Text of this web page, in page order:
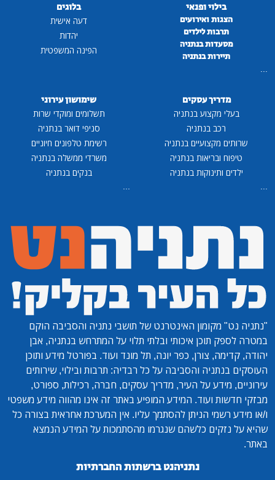
בילוי ופנאי
הצגות ואירועים
תרבות לילדים
מסעדות בנתניה
תיירות בנתניה
...
בלוגים
דעה אישית
יהדות
הפינה המשפטית
מדריך עסקים
בעלי מקצוע בנתניה
רכב בנתניה
שרותים מקצועיים בנתניה
טיפוח ובריאות בנתניה
ילדים ותינוקות בנתניה
...
שימושון עירוני
תשלומים ומוקדי שרות
סניפי דואר בנתניה
רשימת טלפונים חיוניים
משרדי ממשלה בנתניה
בנקים בנתניה
...
"נתניה נט" מקומון האינטרנט של תושבי נתניה והסביבה הוקם
במטרה לספק תוכן איכותי ובלתי תלוי על המתרחש בנתניה, אבן
יהודה, קדימה, צורן, כפר יונה, תל מונד ועוד. בפורטל מידע ותוכן
העוסקים בנתניה והסביבה על כל רבדיה: תרבות ובילוי, שירותים
עירוניים, מידע על העיר, מדריך עסקים, חברה, רכילות, ספורט,
מבזקי חדשות ועוד. המידע המופיע באתר זה אינו מהווה מידע משפטי
ו/או מידע רשמי הניתן להסתמך עליו. אין המערכת אחראית בצורה כל
שהיא על נזקים כלשהם שנגרמו מהסתמכות על המידע הנמצא
באתר.
נתניהנט ברשתות החברתיות